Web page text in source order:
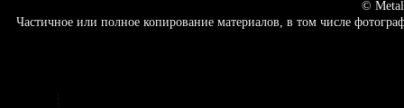
©
Частичное или полное копирование материалов, в том числе